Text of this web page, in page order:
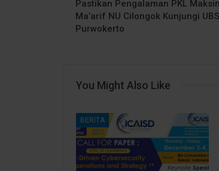
Pastikan Pengalaman PKL
Ma’arif NU Cilongok Kunjungi
Purwokerto
You Might Also Like
BERITA